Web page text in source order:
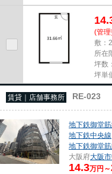
(管
敷：
所在
坪数
坪単
賃貸｜店舗事務所 RE-023
地下鉄御堂
地下鉄中央線
地下鉄御堂
大阪府大阪
14.3万円～